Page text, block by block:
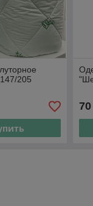
205
70